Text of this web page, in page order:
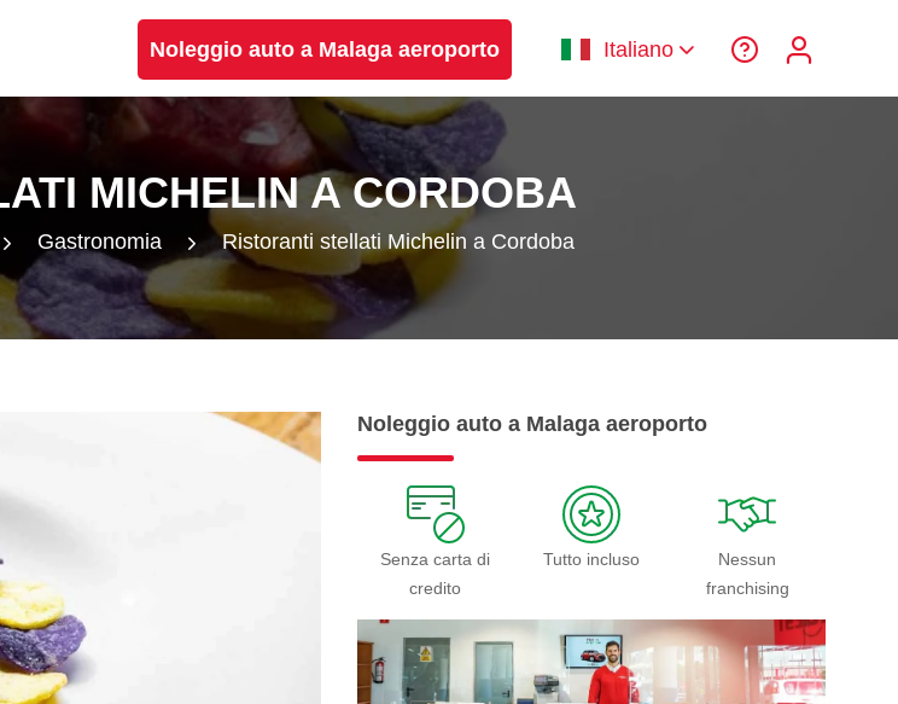
Noleggio auto a Malaga aeroporto Italiano
MICHELIN A CORDOBA
Gastronomia Ristoranti stellati Michelin a Cordoba
Noleggio auto a Malaga aeroporto
Senza carta di
credito
Tutto incluso
Nessun
franchising